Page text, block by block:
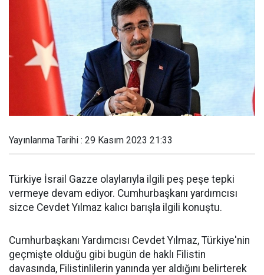
Yayınlanma Tarihi : 29 Kasım 2023 21:33
Türkiye İsrail Gazze olaylarıyla ilgili peş peşe tepki
vermeye devam ediyor. Cumhurbaşkanı yardımcısı
sizce Cevdet Yılmaz kalıcı barışla ilgili konuştu.
Cumhurbaşkanı Yardımcısı Cevdet Yılmaz, Türkiye'nin
geçmişte olduğu gibi bugün de haklı Filistin
davasında, Filistinlilerin yanında yer aldığını belirterek